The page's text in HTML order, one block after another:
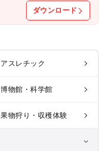
ダウンロード
アスレチック
博物館・科学館
果物狩り・収穫体験